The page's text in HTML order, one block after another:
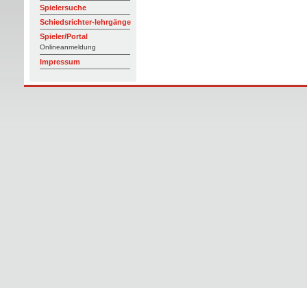
Spielersuche
Schiedsrichter-lehrgänge
Spieler/Portal
Onlineanmeldung
Impressum